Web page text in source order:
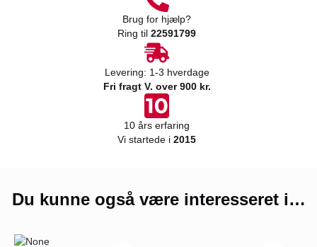
Brug for hjælp?
Ring til 22591799
Levering: 1-3 hverdage
Fri fragt V. over 900 kr.
10 års erfaring
Vi startede i 2015
Du kunne også være interesseret i…